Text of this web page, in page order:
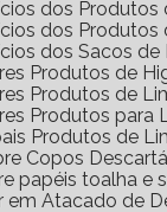
dos
dos
dos Sacos
Produtos de
Produtos de
Produtos
Produtos de
Copos
papéis toalha e
em Atacado de